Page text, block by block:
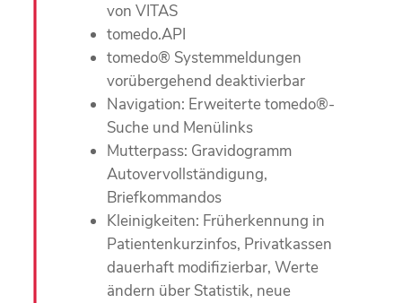
von VITAS
tomedo.API
tomedo® Systemmeldungen
vorübergehend deaktivierbar
Navigation: Erweiterte tomedo®-
Suche und Menülinks
Mutterpass: Gravidogramm
Autovervollständigung,
Briefkommandos
Kleinigkeiten: Früherkennung in
Patientenkurzinfos, Privatkassen
dauerhaft modifizierbar, Werte
ändern über Statistik, neue